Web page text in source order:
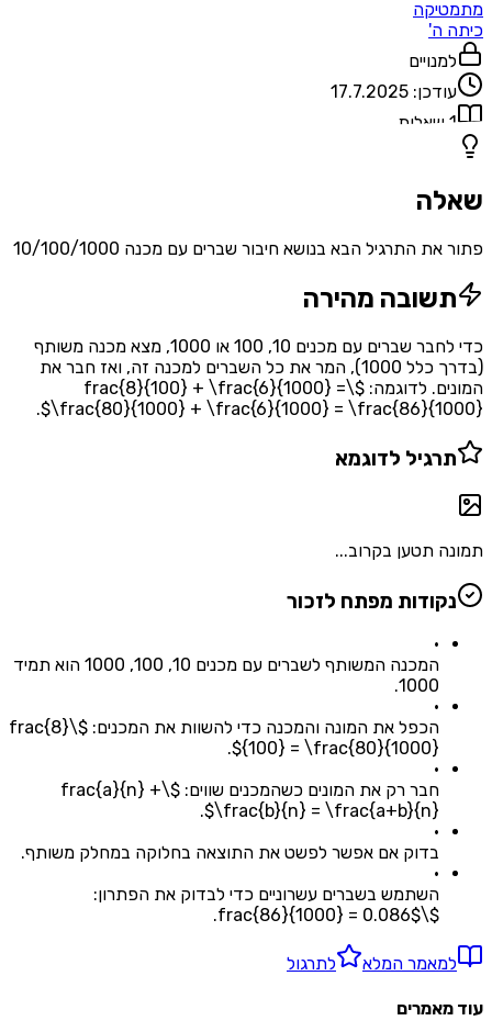
מתמטיקה
כיתה ה'
למנויים
עודכן: 17.7.2025
1 שאלות
שאלה
פתור את התרגיל הבא בנושא חיבור שברים עם מכנה 10/100/1000
תשובה מהירה
כדי לחבר שברים עם מכנים 10, 100 או 1000, מצא מכנה משותף
(בדרך כלל 1000), המר את כל השברים למכנה זה, ואז חבר את
המונים. לדוגמה: $\frac{8}{100} + \frac{6}{1000} =
\frac{80}{1000} + \frac{6}{1000} = \frac{86}{1000}$.
תרגיל לדוגמא
תמונה תטען בקרוב...
נקודות מפתח לזכור
•
המכנה המשותף לשברים עם מכנים 10, 100, 1000 הוא תמיד
1000.
•
הכפל את המונה והמכנה כדי להשוות את המכנים: $\frac{8}
{100} = \frac{80}{1000}$.
•
חבר רק את המונים כשהמכנים שווים: $\frac{a}{n} +
\frac{b}{n} = \frac{a+b}{n}$.
•
בדוק אם אפשר לפשט את התוצאה בחלוקה במחלק משותף.
•
השתמש בשברים עשרוניים כדי לבדוק את הפתרון:
$\frac{86}{1000} = 0.086$.
למאמר המלא לתרגול
עוד מאמרים